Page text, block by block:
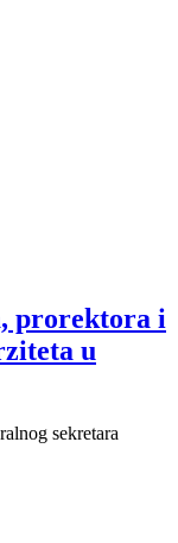
prorektora i
u
sekretara